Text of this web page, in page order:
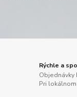
Rýchle a
Pri